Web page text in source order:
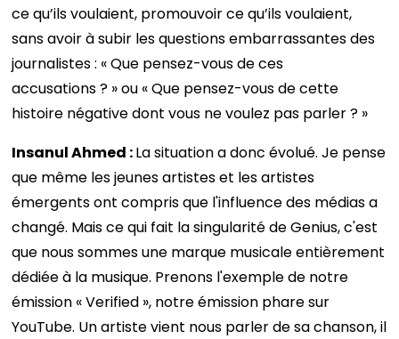
ce qu’ils voulaient, promouvoir ce qu’ils voulaient,
sans avoir à subir les questions embarrassantes des
journalistes : « Que pensez-vous de ces
accusations ? » ou « Que pensez-vous de cette
histoire négative dont vous ne voulez pas parler ? »
Insanul Ahmed :La situation a donc évolué. Je pense
que même les jeunes artistes et les artistes
émergents ont compris que l'influence des médias a
changé. Mais ce qui fait la singularité de Genius, c'est
que nous sommes une marque musicale entièrement
dédiée à la musique. Prenons l'exemple de notre
émission « Verified », notre émission phare sur
YouTube. Un artiste vient nous parler de sa chanson, il